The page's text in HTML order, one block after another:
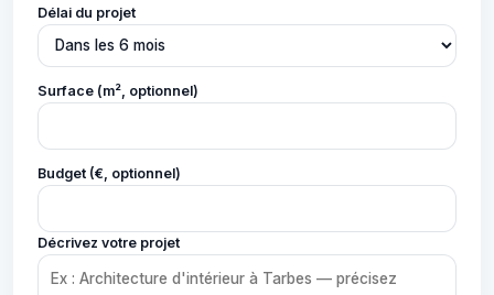
Délai du projet
Surface (m², optionnel)
Budget (€, optionnel)
Décrivez votre projet